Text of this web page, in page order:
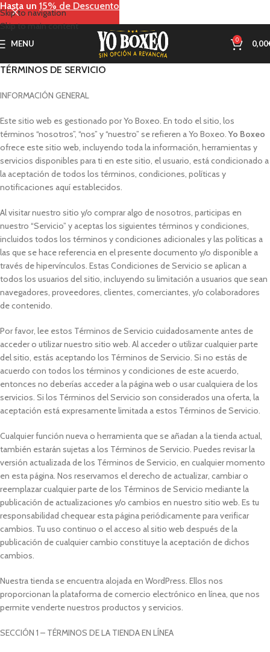
Skip to navigation
Skip to main content
MENU 0 0,00
TÉRMINOS DE SERVICIO
INFORMACIÓN GENERAL
Este sitio web es gestionado por Yo Boxeo. En todo el sitio, los
términos “nosotros”, “nos” y “nuestro” se refieren a Yo Boxeo.Yo Boxeo
ofrece este sitio web, incluyendo toda la información, herramientas y
servicios disponibles para ti en este sitio, el usuario, está condicionado a
la aceptación de todos los términos, condiciones, políticas y
notificaciones aquí establecidos.
Al visitar nuestro sitio y/o comprar algo de nosotros, participas en
nuestro “Servicio” y aceptas los siguientes términos y condiciones,
incluidos todos los términos y condiciones adicionales y las políticas a
las que se hace referencia en el presente documento y/o disponible a
través de hipervínculos. Estas Condiciones de Servicio se aplican a
todos los usuarios del sitio, incluyendo su limitación a usuarios que sean
navegadores, proveedores, clientes, comerciantes, y/o colaboradores
de contenido.
Por favor, lee estos Términos de Servicio cuidadosamente antes de
acceder o utilizar nuestro sitio web. Al acceder o utilizar cualquier parte
del sitio, estás aceptando los Términos de Servicio. Si no estás de
acuerdo con todos los términos y condiciones de este acuerdo,
entonces no deberías acceder a la página web o usar cualquiera de los
servicios. Si los Términos del Servicio son considerados una oferta, la
aceptación está expresamente limitada a estos Términos de Servicio.
Cualquier función nueva o herramienta que se añadan a la tienda actual,
también estarán sujetas a los Términos de Servicio. Puedes revisar la
versión actualizada de los Términos de Servicio, en cualquier momento
en esta página. Nos reservamos el derecho de actualizar, cambiar o
reemplazar cualquier parte de los Términos de Servicio mediante la
publicación de actualizaciones y/o cambios en nuestro sitio web. Es tu
responsabilidad chequear esta página periódicamente para verificar
cambios. Tu uso continuo o el acceso al sitio web después de la
publicación de cualquier cambio constituye la aceptación de dichos
cambios.
Nuestra tienda se encuentra alojada en WordPress. Ellos nos
proporcionan la plataforma de comercio electrónico en línea, que nos
permite venderte nuestros productos y servicios.
SECCIÓN 1 – TÉRMINOS DE LA TIENDA EN LÍNEA
Hasta un 15% de Descuento